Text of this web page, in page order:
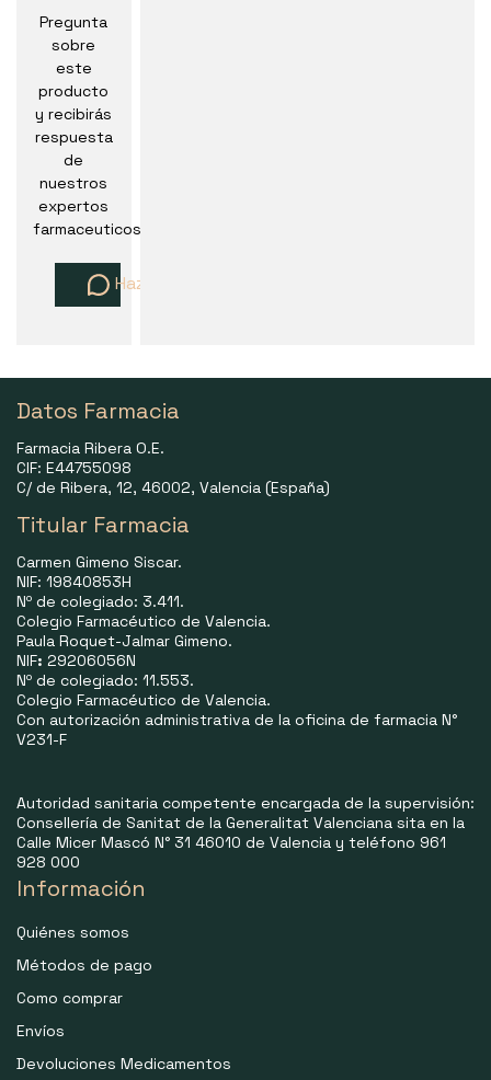
Pregunta
sobre
este
producto
y recibirás
respuesta
de
nuestros
expertos
farmaceuticos
Haz una pregunta
Datos Farmacia
Farmacia Ribera O.E.
CIF: E44755098
C/ de Ribera, 12, 46002, Valencia (España)
Titular Farmacia
Carmen Gimeno Siscar.
NIF: 19840853H
Nº de colegiado: 3.411.
Colegio Farmacéutico de Valencia.
Paula Roquet-Jalmar Gimeno.
NIF: 29206056N
Nº de colegiado: 11.553.
Colegio Farmacéutico de Valencia.
Con autorización administrativa de la oficina de farmacia N°
V231-F
Autoridad sanitaria competente encargada de la supervisión:
Consellería de Sanitat de la Generalitat Valenciana sita en la
Calle Micer Mascó N° 31 46010 de Valencia y teléfono 961
928 000
Información
Quiénes somos
Métodos de pago
Como comprar
Envíos
Devoluciones Medicamentos